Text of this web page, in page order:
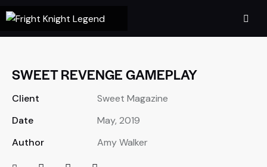
SWEET REVENGE GAMEPLAY
Client
Sweet Magazine
Date
May, 2019
Author
Amy Walker